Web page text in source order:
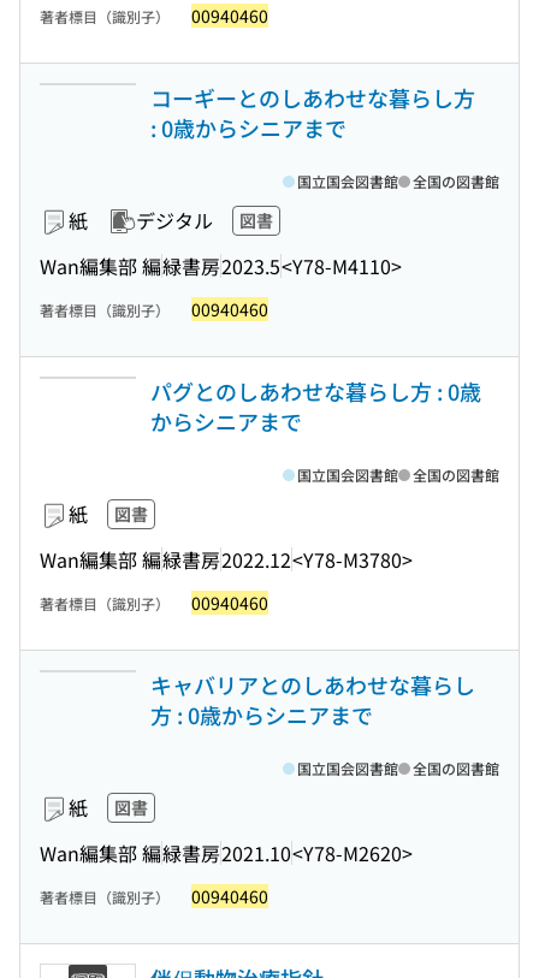
著者標目（識別子） 00940460
コーギーとのしあわせな暮らし方
: 0歳からシニアまで
紙 デジタル 図書
Wan編集部 編緑書房2023.5<Y78-M4110>
国立国会図書館 全国の図書館
著者標目（識別子） 00940460
パグとのしあわせな暮らし方 : 0歳
からシニアまで
紙 図書
Wan編集部 編緑書房2022.12<Y78-M3780>
国立国会図書館 全国の図書館
著者標目（識別子） 00940460
キャバリアとのしあわせな暮らし
方 : 0歳からシニアまで
紙 図書
Wan編集部 編緑書房2021.10<Y78-M2620>
国立国会図書館 全国の図書館
著者標目（識別子） 00940460